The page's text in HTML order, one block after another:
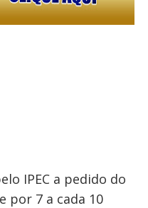
IPEC a pedido do
por 7 a cada 10